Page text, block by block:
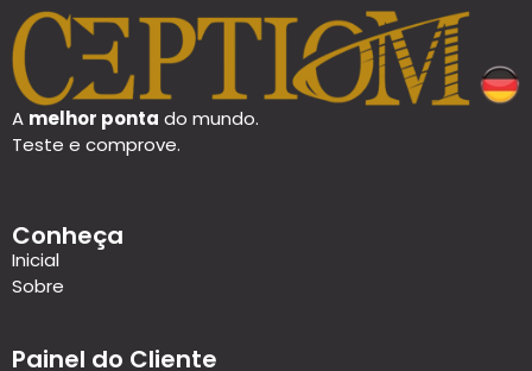
A melhor ponta do mundo.
Teste e comprove.
Conheça
Inicial
Sobre
Painel do Cliente